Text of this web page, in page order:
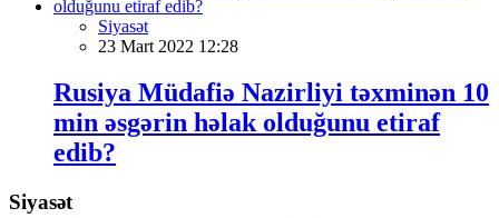
Siyasət
23 Mart 2022 12:28
Rusiya Müdafiə Nazirliyi təxminən 10
min əsgərin həlak olduğunu etiraf
edib?
Siyasət